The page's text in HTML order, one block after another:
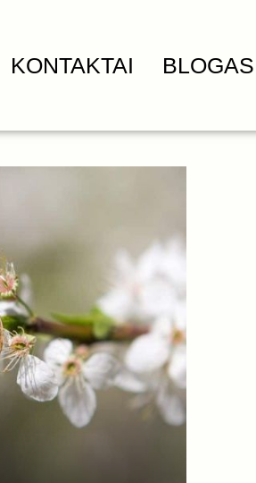
KONTAKTAI BLOGAS